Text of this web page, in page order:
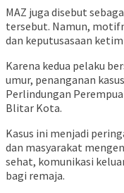
MAZ juga disebut
tersebut. Namun,
dan keputusasaan
Karena kedua pelaku
umur, penanganan
Perlindungan
Blitar Kota.
Kasus ini menjadi
dan masyarakat
sehat, komunikasi
bagi remaja.